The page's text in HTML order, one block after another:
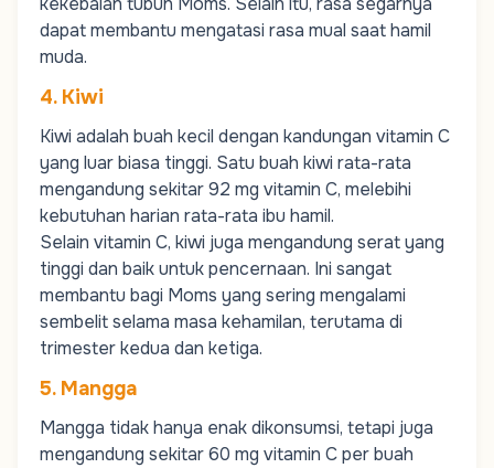
dapat membantu mengatasi rasa mual saat hamil
muda.
4. Kiwi
Kiwi adalah buah kecil dengan kandungan vitamin C
yang luar biasa tinggi. Satu buah kiwi rata-rata
mengandung sekitar 92 mg vitamin C, melebihi
kebutuhan harian rata-rata ibu hamil.
Selain vitamin C, kiwi juga mengandung serat yang
tinggi dan baik untuk pencernaan. Ini sangat
membantu bagi Moms yang sering mengalami
sembelit selama masa kehamilan, terutama di
trimester kedua dan ketiga.
5. Mangga
Mangga tidak hanya enak dikonsumsi, tetapi juga
mengandung sekitar 60 mg vitamin C per buah